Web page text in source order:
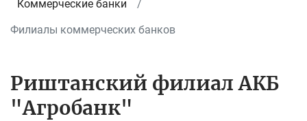
Коммерческие банки
Филиалы коммерческих банков
Риштанский филиал АКБ
"Агробанк"